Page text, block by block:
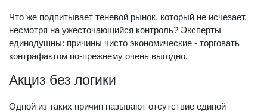
Что же подпитывает теневой рынок, который не исчезает,
несмотря на ужесточающийся контроль? Эксперты
единодушны: причины чисто экономические - торговать
контрафактом по-прежнему очень выгодно.
Акциз без логики
Одной из таких причин называют отсутствие единой